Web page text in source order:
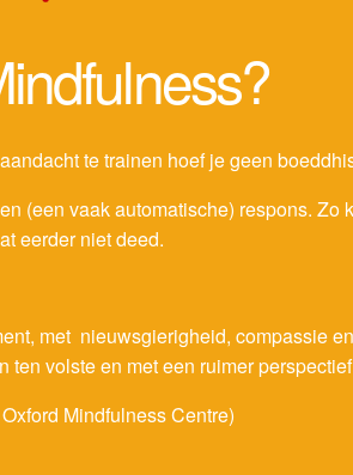
te trainen hoef je geen
(een vaak automatische) respons.
eerder niet deed.
met nieuwsgierigheid, compassie
volste en met een ruimer
Oxford Mindfulness Centre)